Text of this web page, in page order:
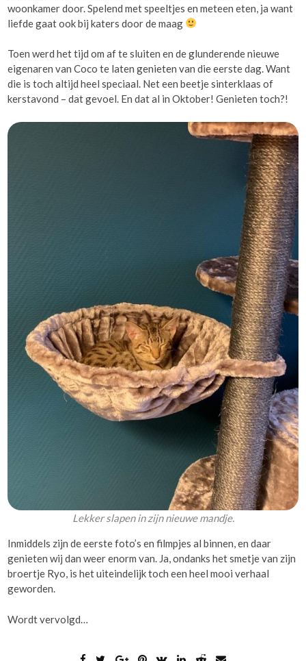
woonkamer door. Spelend met speeltjes en meteen eten, ja want
liefde gaat ook bij katers door de maag
Toen werd het tijd om af te sluiten en de glunderende nieuwe
eigenaren van Coco te laten genieten van die eerste dag. Want
die is toch altijd heel speciaal. Net een beetje sinterklaas of
kerstavond – dat gevoel. En dat al in Oktober! Genieten toch?!
Lekker slapen in zijn nieuwe mandje.
Inmiddels zijn de eerste foto’s en filmpjes al binnen, en daar
genieten wij dan weer enorm van. Ja, ondanks het smetje van zijn
broertje Ryo, is het uiteindelijk toch een heel mooi verhaal
geworden.
Wordt vervolgd…